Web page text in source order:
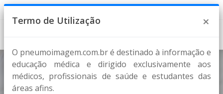
Tuberculose miliar
×
Termo de Utilização
O pneumoimagem.com.br é destinado à informação e
educação médica e dirigido exclusivamente aos
médicos, profissionais de saúde e estudantes das
áreas afins.